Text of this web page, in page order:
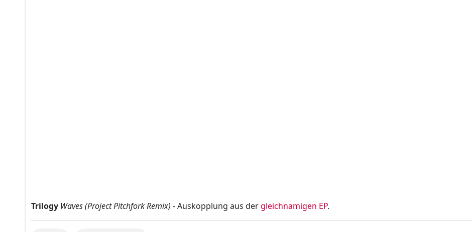
Trilogy Waves (Project Pitchfork Remix) - Auskopplung aus dergleichnamigen EP.